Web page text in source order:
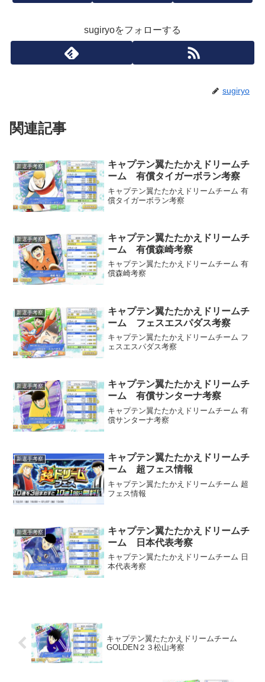
sugiryoをフォローする
sugiryo
関連記事
新選手考察
キャプテン翼たたかえドリームチ
ーム 有償タイガーボラン考察
キャプテン翼たたかえドリームチーム 有
償タイガーボラン考察
新選手考察
キャプテン翼たたかえドリームチ
ーム 有償森崎考察
キャプテン翼たたかえドリームチーム 有
償森崎考察
新選手考察
キャプテン翼たたかえドリームチ
ーム フェスエスパダス考察
キャプテン翼たたかえドリームチーム フ
ェスエスパダス考察
新選手考察
キャプテン翼たたかえドリームチ
ーム 有償サンターナ考察
キャプテン翼たたかえドリームチーム 有
償サンターナ考察
新選手考察
キャプテン翼たたかえドリームチ
ーム 超フェス情報
キャプテン翼たたかえドリームチーム 超
フェス情報
新選手考察
キャプテン翼たたかえドリームチ
ーム 日本代表考察
キャプテン翼たたかえドリームチーム 日
本代表考察
キャプテン翼たたかえドリームチーム
GOLDEN２３松山考察